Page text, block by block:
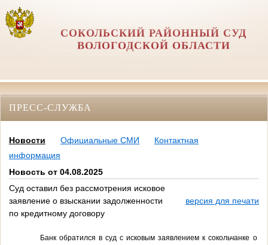
СОКОЛЬСКИЙ РАЙОННЫЙ СУД
ВОЛОГОДСКОЙ ОБЛАСТИ
ПРЕСС-СЛУЖБА
Новости Официальные СМИ
Контактная
информация
Новость от 04.08.2025
Суд оставил без рассмотрения исковое
заявление о взыскании задолженности
по кредитному договору
версия для печати
Банк обратился в суд с исковым заявлением к сокольчанке о